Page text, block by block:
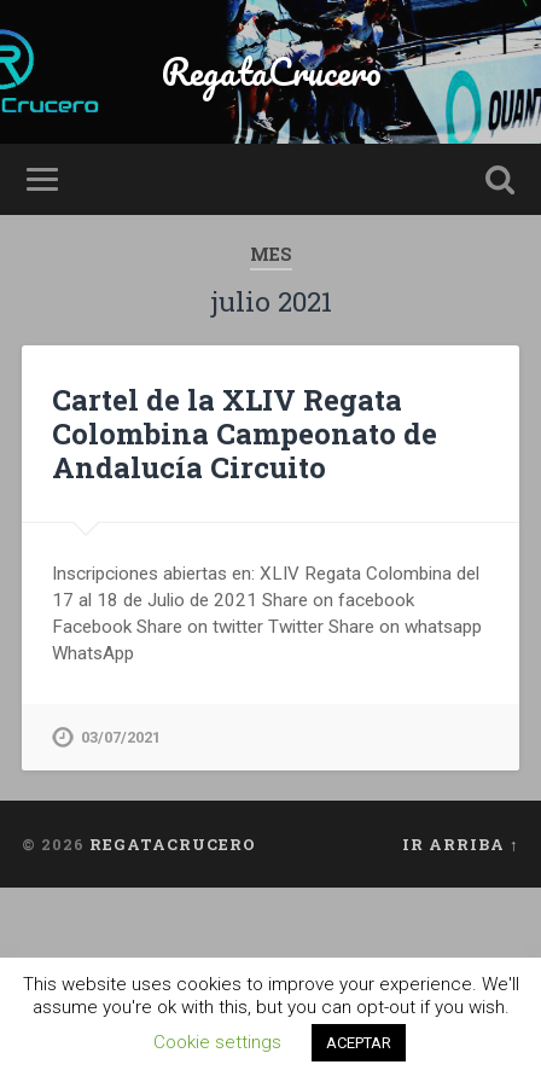
RegataCrucero
MES
julio 2021
Cartel de la XLIV Regata
Colombina Campeonato de
Andalucía Circuito
Inscripciones abiertas en: XLIV Regata Colombina del
17 al 18 de Julio de 2021 Share on facebook
Facebook Share on twitter Twitter Share on whatsapp
WhatsApp
03/07/2021
© 2026 REGATACRUCERO IR ARRIBA ↑
This website uses cookies to improve your experience. We'll
assume you're ok with this, but you can opt-out if you wish.
Cookie settings
ACEPTAR